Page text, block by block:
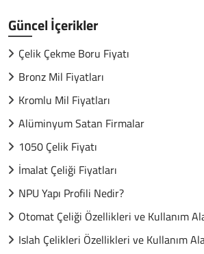
Güncel İçerikler
Çelik Çekme Boru Fiyatı
Bronz Mil Fiyatları
Kromlu Mil Fiyatları
Alüminyum Satan Firmalar
1050 Çelik Fiyatı
İmalat Çeliği Fiyatları
NPU Yapı Profili Nedir?
Otomat Çeliği Özellikleri ve Kullanım
Islah Çelikleri Özellikleri ve Kullanım